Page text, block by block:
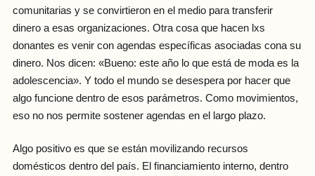
comunitarias y se convirtieron en el medio para transferir
dinero a esas organizaciones. Otra cosa que hacen lxs
donantes es venir con agendas específicas asociadas cona su
dinero. Nos dicen: «Bueno: este año lo que está de moda es la
adolescencia». Y todo el mundo se desespera por hacer que
algo funcione dentro de esos parámetros. Como movimientos,
eso no nos permite sostener agendas en el largo plazo.
Algo positivo es que se están movilizando recursos
domésticos dentro del país. El financiamiento interno, dentro